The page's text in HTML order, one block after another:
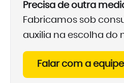
Precisa de outra
Fabricamos sob
auxilia na escolha do
Falar com a equipe